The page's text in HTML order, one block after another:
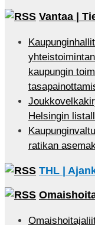
Vantaa |
kaupungin
Helsingin
ratikan
THL |